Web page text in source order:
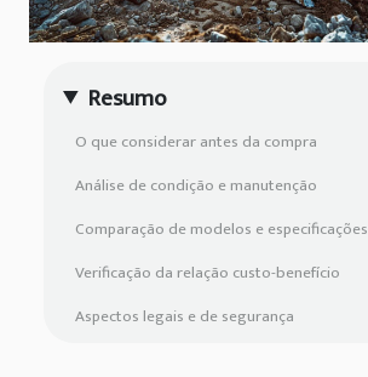
Resumo
O que considerar antes da compra
Análise de condição e manutenção
Comparação de modelos e especificações
Verificação da relação custo-benefício
Aspectos legais e de segurança